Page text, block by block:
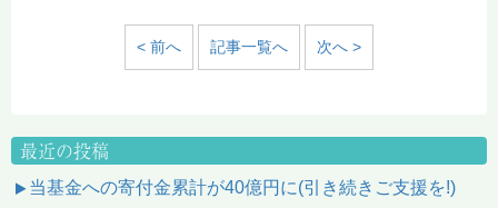
< 前へ 記事一覧へ 次へ >
最近の投稿
当基金への寄付金累計が40億円に(引き続きご支援を!)